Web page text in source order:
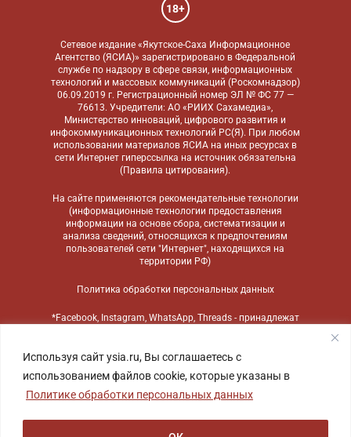
Используя сайт ysia.ru, Вы соглашаетесь с
использованием файлов cookie, которые указаны в
Политике обработки персональных данных
18+
Сетевое издание «Якутское-Саха Информационное
Агентство (ЯСИА)» зарегистрировано в Федеральной
службе по надзору в сфере связи, информационных
технологий и массовых коммуникаций (Роскомнадзор)
06.09.2019 г. Регистрационный номер ЭЛ № ФС 77 —
76613. Учредители: АО «РИИХ Сахамедиа»,
Министерство инноваций, цифрового развития и
инфокоммуникационных технологий РС(Я). При любом
использовании материалов ЯСИА на иных ресурсах в
сети Интернет гиперссылка на источник обязательна
(Правила цитирования).
На сайте применяются рекомендательные технологии
(информационные технологии предоставления
информации на основе сбора, систематизации и
анализа сведений, относящихся к предпочтениям
пользователей сети "Интернет", находящихся на
территории РФ)
Политика обработки персональных данных
*Facebook, Instagram, WhatsApp, Threads - принадлежат